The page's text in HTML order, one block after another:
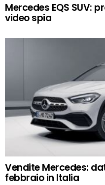
Mercedes EQS SUV:
video spia
Vendite Mercedes:
febbraio in Italia